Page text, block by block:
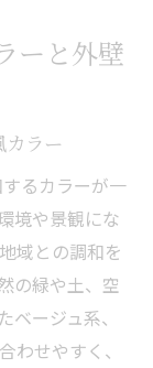
ーと外壁
ラー
るカラーが一
境や景観にな
域との調和を
の緑や土、空
ージュ系、
せやすく、